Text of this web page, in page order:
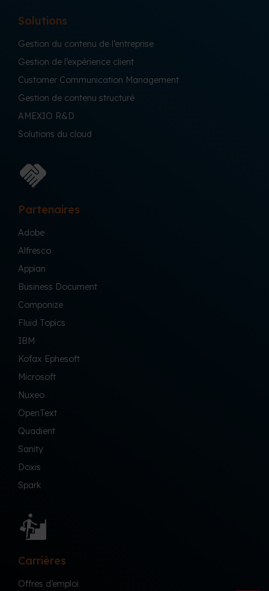
Solutions
Gestion du contenu de l’entreprise
Gestion de l’expérience client
Customer Communication Management
Gestion de contenu structuré
AMEXIO R&D
Solutions du cloud
Partenaires
Adobe
Alfresco
Appian
Business Document
Componize
Fluid Topics
IBM
Kofax Ephesoft
Microsoft
Nuxeo
OpenText
Quadient
Sanity
Doxis
Spark
Carrières
Offres d’emploi